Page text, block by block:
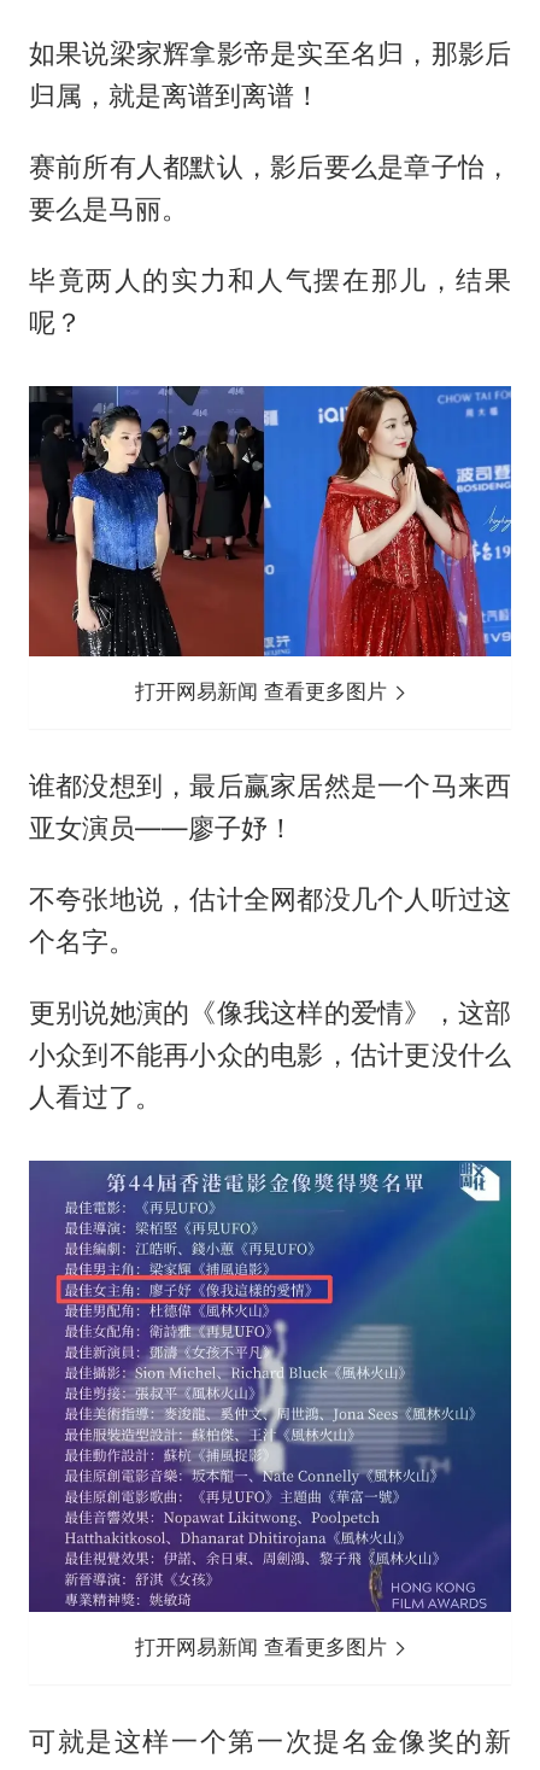
如果说梁家辉拿影帝是实至名归，那影后
归属，就是离谱到离谱！
赛前所有人都默认，影后要么是章子怡，
要么是马丽。
毕竟两人的实力和人气摆在那儿，结果
呢？
打开网易新闻 查看更多图片
谁都没想到，最后赢家居然是一个马来西
亚女演员——廖子妤！
不夸张地说，估计全网都没几个人听过这
个名字。
更别说她演的《像我这样的爱情》，这部
小众到不能再小众的电影，估计更没什么
人看过了。
打开网易新闻 查看更多图片
可就是这样一个第一次提名金像奖的新